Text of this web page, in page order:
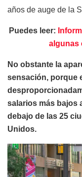
años de auge de la
Puedes leer:
algunas
No obstante la
sensación, porque
salarios más bajos
debajo de las 25
Unidos.